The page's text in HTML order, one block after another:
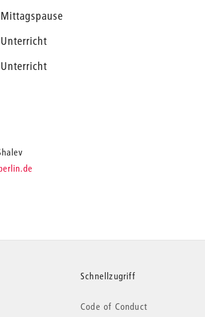
Schnellzugriff
Code of Conduct